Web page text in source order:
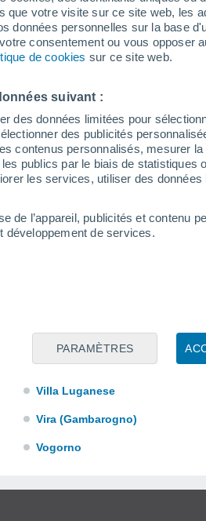
que votre visite sur ce site web, les
données personnelles sur la base
consentement ou vous opposer
de cookies sur ce site web.
suivant :
des données limitées pour
des publicités
contenus personnalisés, mesurer
publics par le biais de statistiques
les services, utiliser des
de l’appareil, publicités et contenu
développement de services.
PARAMÈTRES
Sigirino
Sobrio
Sonvico
Sorengo
Stabio
Torricella-Taverne
Vezia
Vico Morcote
Villa Luganese
Vira (Gambarogno)
Vogorno